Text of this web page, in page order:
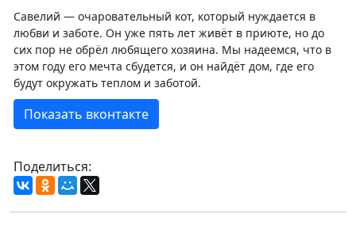
Савелий — очаровательный кот, который нуждается в
любви и заботе. Он уже пять лет живёт в приюте, но до
сих пор не обрёл любящего хозяина. Мы надеемся, что в
этом году его мечта сбудется, и он найдёт дом, где его
будут окружать теплом и заботой.
Показать вконтакте
Поделиться: